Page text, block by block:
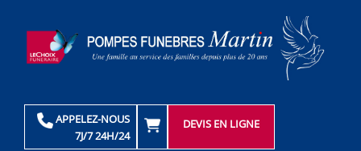
APPELEZ-NOUS
7J/7 24H/24
DEVIS EN LIGNE